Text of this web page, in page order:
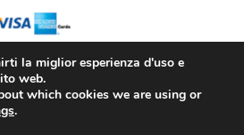
Tomachio Rosario Alfio - Via
la miglior esperienza d'uso e
web.
which cookies we are using or
.